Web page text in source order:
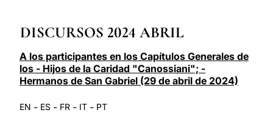
DISCURSOS 2024 ABRIL
A los participantes en los Capítulos Generales de
los - Hijos de la Caridad "Canossiani"; -
Hermanos de San Gabriel (29 de abril de 2024)
EN - ES - FR - IT - PT